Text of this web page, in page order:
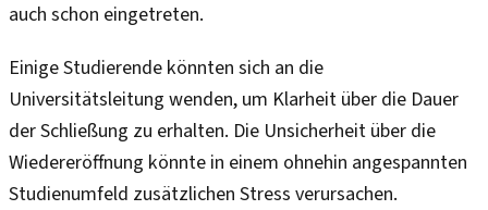
auch schon eingetreten.
Einige Studierende könnten sich an die
Universitätsleitung wenden, um Klarheit über die Dauer
der Schließung zu erhalten. Die Unsicherheit über die
Wiedereröffnung könnte in einem ohnehin angespannten
Studienumfeld zusätzlichen Stress verursachen.